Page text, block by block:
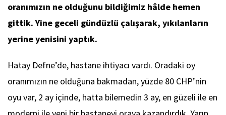
oranımızın ne olduğunu bildiğimiz hâlde hemen
gittik. Yine geceli gündüzlü çalışarak, yıkılanların
yerine yenisini yaptık.
Hatay Defne’de, hastane ihtiyacı vardı. Oradaki oy
oranımızın ne olduğuna bakmadan, yüzde 80 CHP’nin
oyu var, 2 ay içinde, hatta bilemedin 3 ay, en güzeli ile en